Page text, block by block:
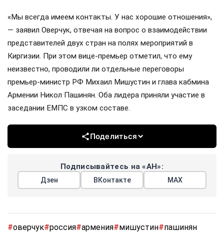
«Мы всегда имеем контакты. У нас хорошие отношения»,
— заявил Оверчук, отвечая на вопрос о взаимодействии
представителей двух стран на полях мероприятий в
Киргизии. При этом вице-премьер отметил, что ему
неизвестно, проводили ли отдельные переговоры
премьер-министр РФ Михаил Мишустин и глава кабмина
Армении Никол Пашинян. Оба лидера приняли участие в
заседании ЕМПС в узком составе.
Поделиться
Подписывайтесь на «АН»:
Дзен ВКонтакте МАХ
#оверчук#россия#армения#мишустин#пашинян